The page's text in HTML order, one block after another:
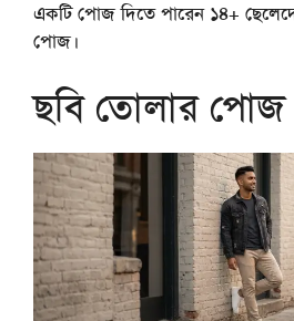
একটি পোজ দিতে পারেন ১৪+
পোজ।
ছবি তোলার পোজ